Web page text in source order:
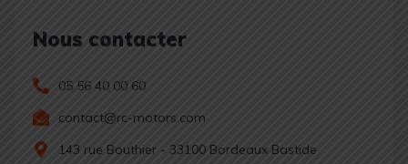
Nous contacter
05 56 40 00 60
contact@rc-motors.com
143 rue Bouthier - 33100 Bordeaux Bastide